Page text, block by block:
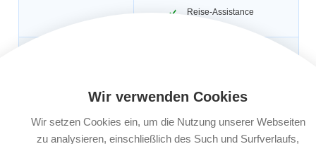
Reise-Assistance
1 Jahr, max. 365 Tage / Reise (Ist eine
Ja
Buchungsfrist:
Nach Reisebuchung bis 30 Tage vor
Wir verwenden Cookies
Wir setzen Cookies ein, um die Nutzung unserer Webseiten
zu analysieren, einschließlich des Such und Surfverlaufs,